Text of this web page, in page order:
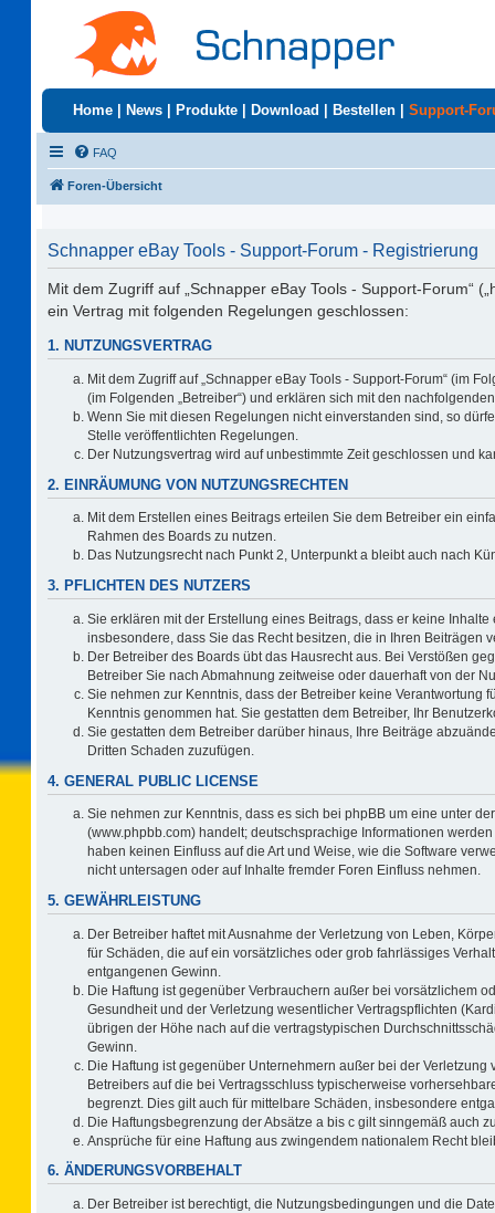
Home News Produkte Download Bestellen Support-
FAQ
Foren-Übersicht
Schnapper eBay Tools - Support-Forum - Registrierung
Mit dem Zugriff auf „Schnapper eBay Tools - Support-Forum“
ein Vertrag mit folgenden Regelungen geschlossen:
1. NUTZUNGSVERTRAG
Mit dem Zugriff auf „Schnapper eBay Tools - Support-Forum“ (im
(im Folgenden „Betreiber“) und erklären sich mit den
Wenn Sie mit diesen Regelungen nicht einverstanden sind, so
Stelle veröffentlichten Regelungen.
Der Nutzungsvertrag wird auf unbestimmte Zeit geschlossen und
2. EINRÄUMUNG VON NUTZUNGSRECHTEN
Mit dem Erstellen eines Beitrags erteilen Sie dem Betreiber ein
Rahmen des Boards zu nutzen.
Das Nutzungsrecht nach Punkt 2, Unterpunkt a bleibt auch nach
3. PFLICHTEN DES NUTZERS
Sie erklären mit der Erstellung eines Beitrags, dass er keine
insbesondere, dass Sie das Recht besitzen, die in Ihren Beiträgen
Der Betreiber des Boards übt das Hausrecht aus. Bei Verstößen
Betreiber Sie nach Abmahnung zeitweise oder dauerhaft von der
Sie nehmen zur Kenntnis, dass der Betreiber keine Verantwortung
Kenntnis genommen hat. Sie gestatten dem Betreiber, Ihr
Sie gestatten dem Betreiber darüber hinaus, Ihre Beiträge
Dritten Schaden zuzufügen.
4. GENERAL PUBLIC LICENSE
Sie nehmen zur Kenntnis, dass es sich bei phpBB um eine unter der
(www.phpbb.com) handelt; deutschsprachige Informationen
haben keinen Einfluss auf die Art und Weise, wie die Software
nicht untersagen oder auf Inhalte fremder Foren Einfluss nehmen.
5. GEWÄHRLEISTUNG
Der Betreiber haftet mit Ausnahme der Verletzung von Leben,
für Schäden, die auf ein vorsätzliches oder grob fahrlässiges
entgangenen Gewinn.
Die Haftung ist gegenüber Verbrauchern außer bei vorsätzlichem
Gesundheit und der Verletzung wesentlicher Vertragspflichten
übrigen der Höhe nach auf die vertragstypischen
Gewinn.
Die Haftung ist gegenüber Unternehmern außer bei der
Betreibers auf die bei Vertragsschluss typischerweise
begrenzt. Dies gilt auch für mittelbare Schäden, insbesondere
Die Haftungsbegrenzung der Absätze a bis c gilt sinngemäß auch
Ansprüche für eine Haftung aus zwingendem nationalem Recht
6. ÄNDERUNGSVORBEHALT
Der Betreiber ist berechtigt, die Nutzungsbedingungen und die